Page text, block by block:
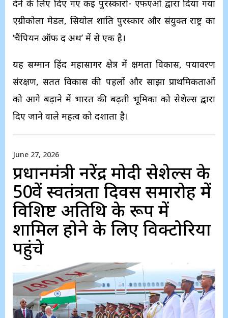
देने के लिए दिए गए कई पुरस्कारों- एफएओ द्वारा दिया गया
एग्रीकोला मेडल, सियोल शांति पुरस्कार और संयुक्त राष्ट्र का
‘चैंपियन ऑफ द अर्थ’ में से एक है।
यह सम्मान हिंद महासागर क्षेत्र में क्षमता विकास, पर्यावरण
संरक्षण, सतत विकास की पहलों और साझा प्राथमिकताओं
को आगे बढ़ाने में भारत की बढ़ती भूमिका को सेशेल्स द्वारा
दिए जाने वाले महत्व को दर्शाता है।
June 27, 2026
प्रधानमंत्री नरेंद्र मोदी सेशेल्स के
50वें स्वतंत्रता दिवस समारोह में
विशिष्ट अतिथि के रूप में
शामिल होने के लिए विक्‍टोरिया
पहुंचे